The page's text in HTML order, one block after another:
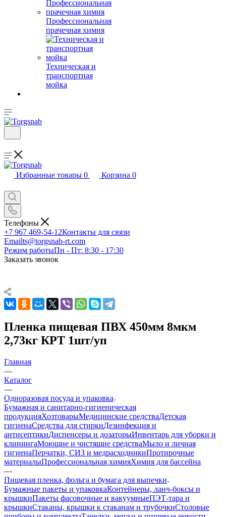
Профессиональная
прачечная химия
Техническая и
транспортная
мойка
Избранные товары 0 Корзина 0
Телефоны
+7 967 469-54-12Контакты для связи
Emailts@torgsnab-rt.com
Режим работыПн - Пт: 8:30 - 17:30
Заказать звонок
Пленка пищевая ПВХ 450мм 8мкм
2,73кг КРТ 1шт/уп
Главная
—
Каталог
—
Одноразовая посуда и упаковка
Бумажная и санитарно-гигиеническая
продукцияХозтоварыМедицинские средстваДетская
гигиенаСредства для стиркиДезинфекция и
антисептикиДиспенсеры и дозаторыИнвентарь для уборки и
клинингаМоющие и чистящие средстваМыло и личная
гигиенаПерчатки, СИЗ и медрасходникиПротирочные
материалыПрофессиональная химияХимия для бассейна
—
Пищевая пленка, фольга и бумага для выпечки
Бумажные пакеты и упаковкаКонтейнеры, ланч-боксы и
крышкиПакеты фасовочные и вакуумныеПЭТ-тара и
крышкиСтаканы, крышки к стаканам и трубочкиСтоловые